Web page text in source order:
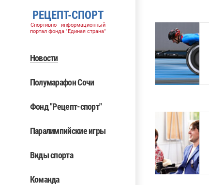
РЕЦЕПТ-СПОРТ
Спортивно - информационный
портал фонда "Единая страна"
Новости
Полумарафон Сочи
Фонд "Рецепт-спорт"
Паралимпийские игры
Виды спорта
Команда